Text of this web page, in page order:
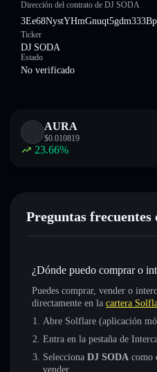
Dirección del contrato de DJ SODA
Ticker
DJ SODA
Estado
No verificado
AURA
$0.010819
23.66%
Preguntas frecuentes
¿Dónde puedo comprar o
Puedes comprar, vender o
directamente en la cartera
Abre Solflare (aplicación
Entra en la pestaña de
Selecciona DJ SODA como
vender